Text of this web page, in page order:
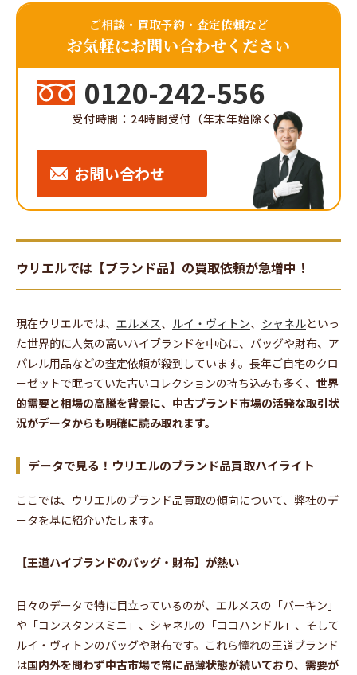
ご相談・買取予約・査定依頼など
お気軽にお問い合わせください
0120-242-556
受付時間：24時間受付（年末年始除く）
お問い合わせ
ウリエルでは【ブランド品】の買取依頼が急増中！
現在ウリエルでは、 エルメス、 ルイ・ヴィトン、 シャネルといっ
た世界的に人気の高いハイブランドを中心に、バッグや財布、ア
パレル用品などの査定依頼が殺到しています。長年ご自宅のクロ
ーゼットで眠っていた古いコレクションの持ち込みも多く、 世界
的需要と相場の高騰を背景に、中古ブランド市場の活発な取引状
況がデータからも明確に読み取れます。
データで見る！ウリエルのブランド品買取ハイライト
ここでは、ウリエルのブランド品買取の傾向について、弊社のデ
ータを基に紹介いたします。
【王道ハイブランドのバッグ・財布】が熱い
日々のデータで特に目立っているのが、エルメスの「バーキン」
や「コンスタンスミニ」、シャネルの「ココハンドル」、そして
ルイ・ヴィトンのバッグや財布です。これら憧れの王道ブランド
は国内外を問わず中古市場で常に品薄状態が続いており、需要が